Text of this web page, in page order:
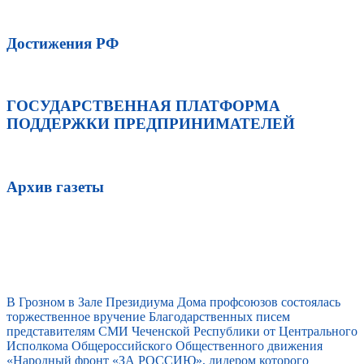
Достижения РФ
ГОСУДАРСТВЕННАЯ ПЛАТФОРМА
ПОДДЕРЖКИ ПРЕДПРИНИМАТЕЛЕЙ
Архив газеты
В Грозном в Зале Президиума Дома профсоюзов состоялась
торжественное вручение Благодарственных писем
представителям СМИ Чеченской Республики от Центрального
Исполкома Общероссийского Общественного движения
«Народный фронт «ЗА РОССИЮ», лидером которого